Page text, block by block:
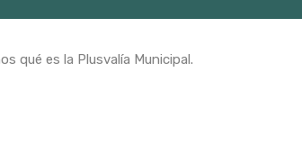
qué es la Plusvalía Municipal.